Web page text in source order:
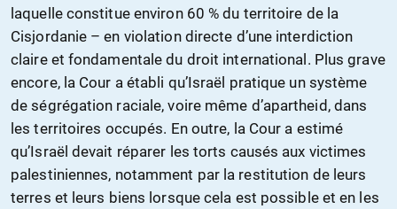
laquelle constitue environ 60 % du territoire de la
Cisjordanie – en violation directe d’une interdiction
claire et fondamentale du droit international. Plus grave
encore, la Cour a établi qu’Israël pratique un système
de ségrégation raciale, voire même d’apartheid, dans
les territoires occupés. En outre, la Cour a estimé
qu’Israël devait réparer les torts causés aux victimes
palestiniennes, notamment par la restitution de leurs
terres et leurs biens lorsque cela est possible et en les